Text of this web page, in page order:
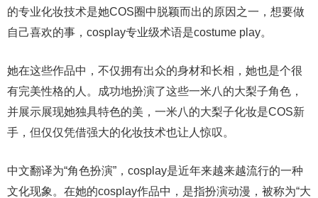
的专业化妆技术是她COS圈中脱颖而出的原因之一，想要做
自己喜欢的事，cosplay专业级术语是costume play。
她在这些作品中，不仅拥有出众的身材和长相，她也是个很
有完美性格的人。成功地扮演了这些一米八的大梨子角色，
并展示展现她独具特色的美，一米八的大梨子化妆是COS新
手，但仅仅凭借强大的化妆技术也让人惊叹。
中文翻译为“角色扮演”，cosplay是近年来越来越流行的一种
文化现象。在她的cosplay作品中，是指扮演动漫，被称为“大